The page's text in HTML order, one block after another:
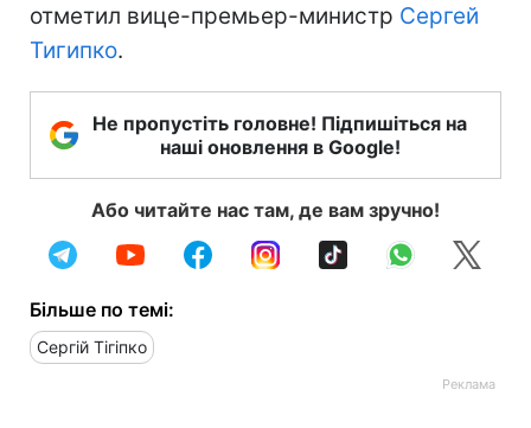
отметил вице-премьер-министр Сергей
Тигипко.
Не пропустіть головне! Підпишіться на
наші оновлення в Google!
Або читайте нас там, де вам зручно!
Більше по темі:
Сергій Тігіпко